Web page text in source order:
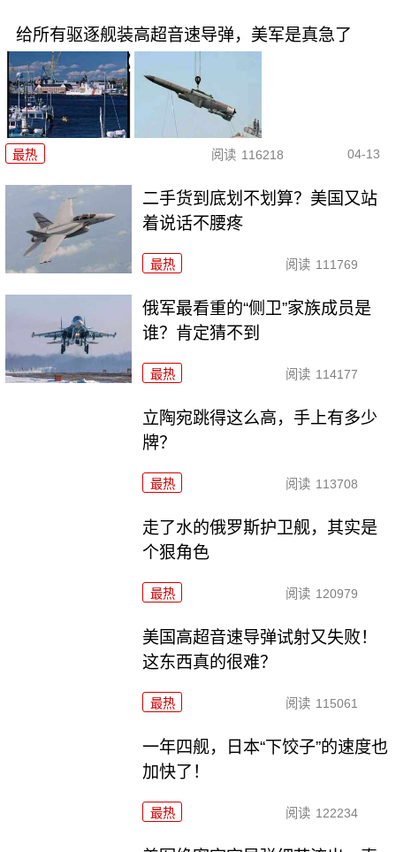
给所有驱逐舰装高超音速导弹，美军是真急了
最热 阅读 116218 04-13
二手货到底划不划算？美国又站
着说话不腰疼
最热 阅读 111769
俄军最看重的“侧卫”家族成员是
谁？肯定猜不到
最热 阅读 114177
立陶宛跳得这么高，手上有多少
牌？
最热 阅读 113708
走了水的俄罗斯护卫舰，其实是
个狠角色
最热 阅读 120979
美国高超音速导弹试射又失败！
这东西真的很难？
最热 阅读 115061
一年四舰，日本“下饺子”的速度也
加快了！
最热 阅读 122234